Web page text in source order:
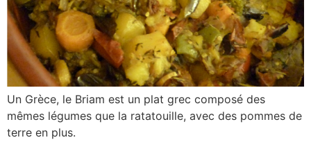
Un Grèce, le Briam est un plat grec composé des
mêmes légumes que la ratatouille, avec des pommes de
terre en plus.